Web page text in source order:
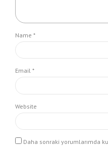
Name *
Email *
Website
Daha sonraki yorumlarımda